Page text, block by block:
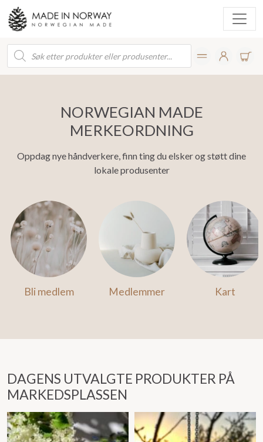
Products
search
NORWEGIAN MADE
MERKEORDNING
Oppdag nye håndverkere, finn ting du elsker og støtt dine
lokale produsenter
Bli medlem Medlemmer Kart
DAGENS UTVALGTE PRODUKTER PÅ
MARKEDSPLASSEN